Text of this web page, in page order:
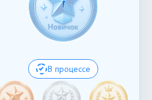
В процессе